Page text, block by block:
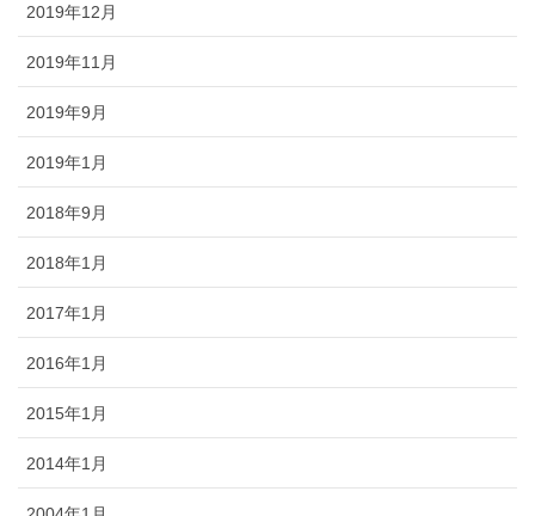
2019年12月
2019年11月
2019年9月
2019年1月
2018年9月
2018年1月
2017年1月
2016年1月
2015年1月
2014年1月